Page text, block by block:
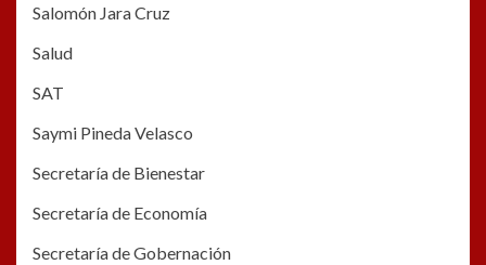
Salomón Jara Cruz
Salud
SAT
Saymi Pineda Velasco
Secretaría de Bienestar
Secretaría de Economía
Secretaría de Gobernación